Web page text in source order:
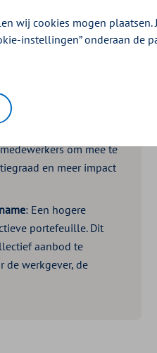
medewerkers, wat
om mee te
en meer impact
: Een hogere
portefeuille. Dit
aanbod te
de werkgever, de
wij cookies mogen
instellingen” onderaan de